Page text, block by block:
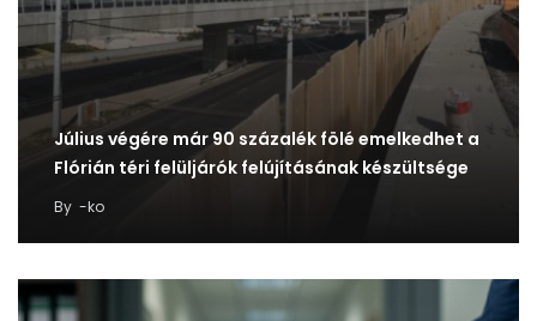
Július végére már 90 százalék fölé emelkedhet a
Flórián téri felüljárók felújításának készültsége
By -ko